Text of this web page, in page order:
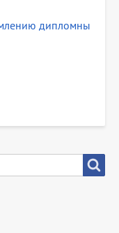
дипломны